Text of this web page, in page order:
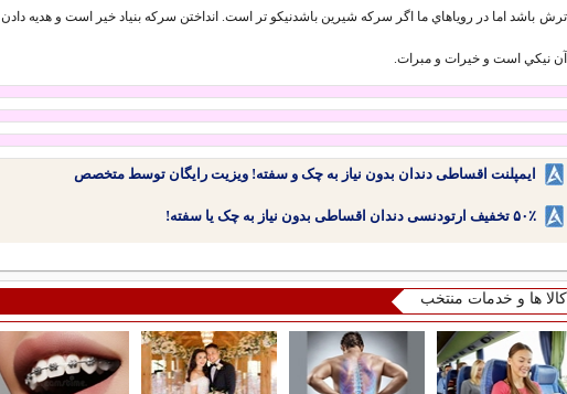
ترش باشد اما در روياهاي ما اگر سرکه شيرين باشدنيکو تر است. انداختن سرکه بنياد خير است و هديه دادن
آن نيکي است و خيرات و مبرات.
ایمپلنت اقساطی دندان بدون نیاز به چک و سفته! ویزیت رایگان توسط متخصص
۵۰٪ تخفیف ارتودنسی دندان اقساطی بدون نیاز به چک یا سفته!
کالا ها و خدمات منتخب